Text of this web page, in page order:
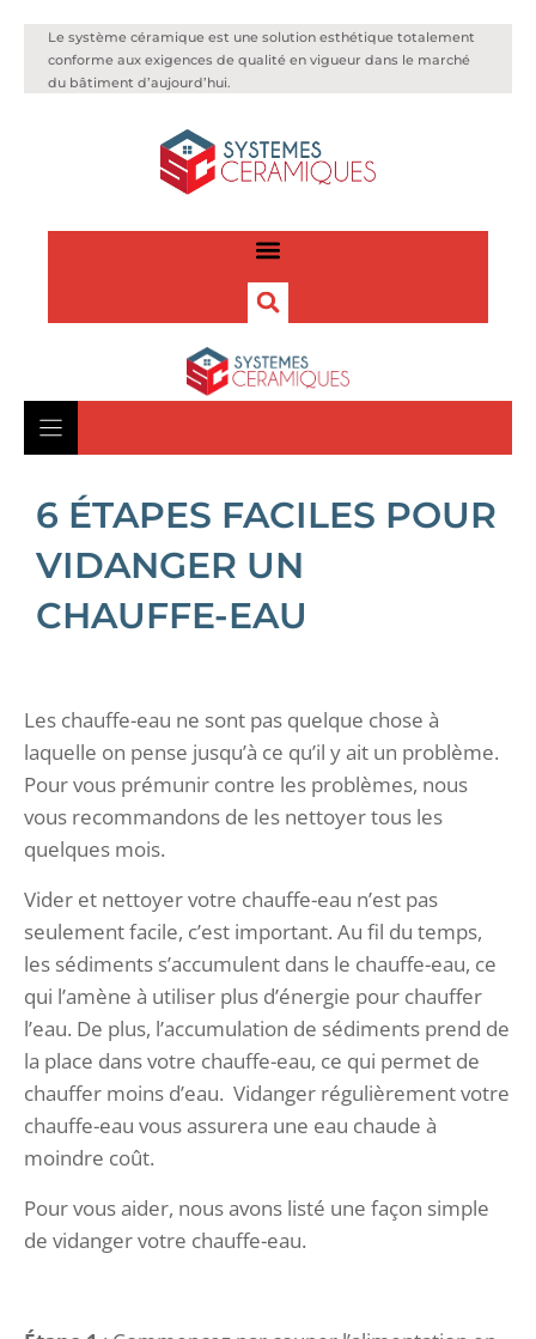
Le système céramique est une solution esthétique totalement
conforme aux exigences de qualité en vigueur dans le marché
du bâtiment d’aujourd’hui.
6 ÉTAPES FACILES POUR
VIDANGER UN
CHAUFFE-EAU
Les chauffe-eau ne sont pas quelque chose à
laquelle on pense jusqu’à ce qu’il y ait un problème.
Pour vous prémunir contre les problèmes, nous
vous recommandons de les nettoyer tous les
quelques mois.
Vider et nettoyer votre chauffe-eau n’est pas
seulement facile, c’est important. Au fil du temps,
les sédiments s’accumulent dans le chauffe-eau, ce
qui l’amène à utiliser plus d’énergie pour chauffer
l’eau. De plus, l’accumulation de sédiments prend de
la place dans votre chauffe-eau, ce qui permet de
chauffer moins d’eau. Vidanger régulièrement votre
chauffe-eau vous assurera une eau chaude à
moindre coût.
Pour vous aider, nous avons listé une façon simple
de vidanger votre chauffe-eau.